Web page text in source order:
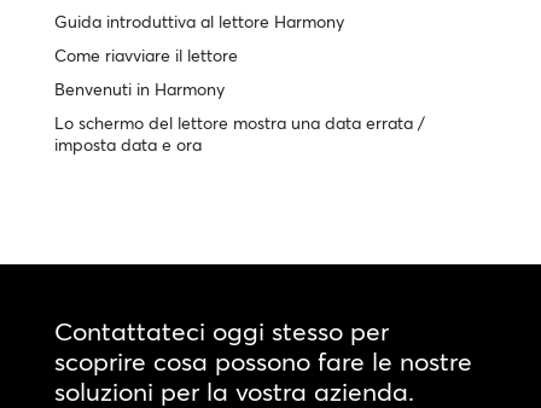
Guida introduttiva al lettore Harmony
Come riavviare il lettore
Benvenuti in Harmony
Lo schermo del lettore mostra una data errata /
imposta data e ora
Contattateci oggi stesso per
scoprire cosa possono fare le nostre
soluzioni per la vostra azienda.